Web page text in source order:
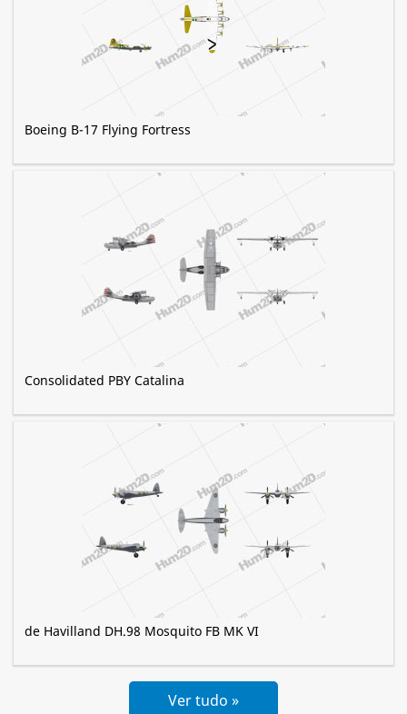
Boeing B-17 Flying Fortress
Consolidated PBY Catalina
de Havilland DH.98 Mosquito FB MK VI
Ver tudo »